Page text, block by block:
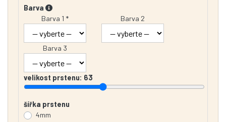
Barva
Barva 1 *
Barva 2
Barva 3
velikost prstenu: 63
šířka prstenu
4mm